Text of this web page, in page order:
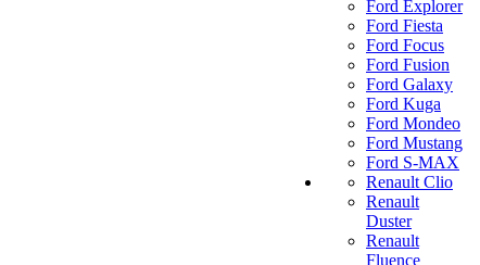
Ford Explorer
Ford Fiesta
Ford Focus
Ford Fusion
Ford Galaxy
Ford Kuga
Ford Mondeo
Ford Mustang
Ford S-MAX
Renault Clio
Renault
Duster
Renault
Fluence